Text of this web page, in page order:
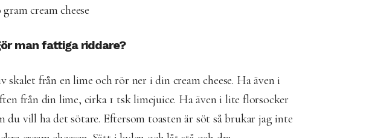
gram cream cheese
man fattiga riddare?
skalet från en lime och rör ner i din cream cheese. Ha även i
från din lime, cirka 1 tsk limejuice. Ha även i lite florsocker
du vill ha det sötare. Eftersom toasten är söt så brukar jag inte